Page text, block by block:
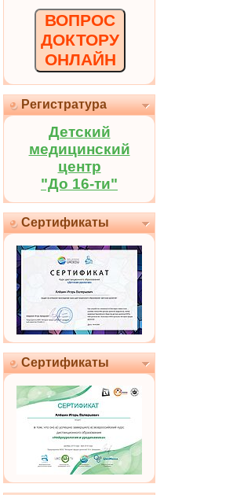
ВОПРОС
ДОКТОРУ
ОНЛАЙН
Регистратура
Детский
медицинский
центр
"До 16-ти"
Сертификаты
Сертификаты